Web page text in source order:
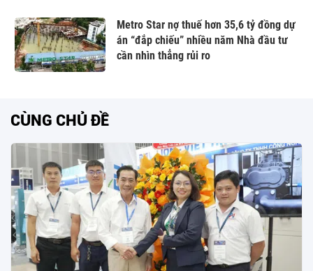
Metro Star nợ thuế hơn 35,6 tỷ đồng dự
án “đắp chiếu” nhiều năm Nhà đầu tư
cần nhìn thẳng rủi ro
CÙNG CHỦ ĐỀ